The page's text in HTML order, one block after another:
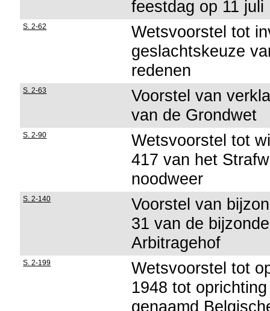
feestdag op 11 juli
S. 2-62
Wetsvoorstel tot
geslachtskeuze
redenen
S. 2-63
Voorstel van
van de Grondwet
S. 2-90
Wetsvoorstel tot
417 van het
noodweer
S. 2-140
Voorstel van
31 van de
Arbitragehof
S. 2-199
Wetsvoorstel tot
1948 tot
genaamd